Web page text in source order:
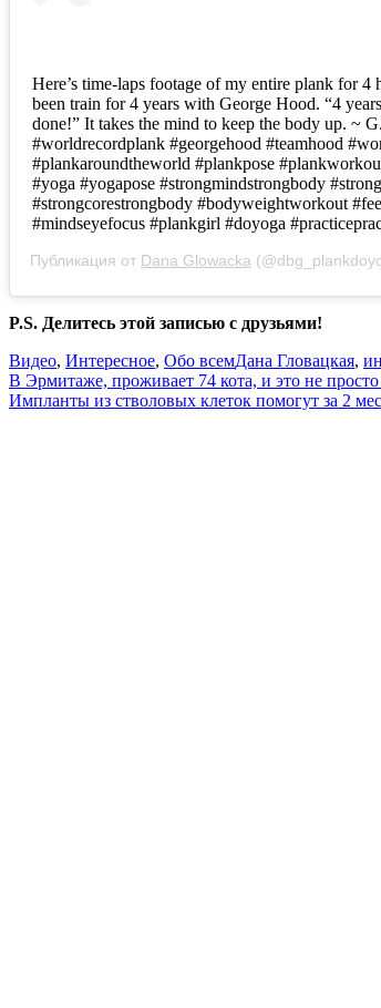
Here’s time-laps footage of my entire plank for 4
been train for 4 years with George Hood. “4
done!” It takes the mind to keep the body up. ~
#worldrecordplank #georgehood #teamhood
#plankaroundtheworld #plankpose
#yoga #yogapose #strongmindstrongbody
#strongcorestrongbody #bodyweightworkout
#mindseyefocus #plankgirl #doyoga
Публикация от Dana Glowacka
P.S. Делитесь этой записью с друзьями!
Видео, Интересное, Обо всемДана Гловацкая,
Навигация
по
В Эрмитаже, проживает 74 кота, и это не
Импланты из стволовых клеток помогут за 2